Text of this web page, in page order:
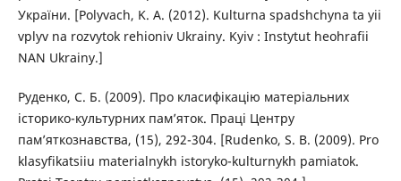
України. [Polyvach, K. A. (2012). Kulturna spadshchyna ta yii
vplyv na rozvytok rehioniv Ukrainy. Kyiv : Instytut heohrafii
NAN Ukrainy.]
Руденко, С. Б. (2009). Про класифікацію матеріальних
історико-культурних пам’яток. Праці Центру
пам’яткознавства, (15), 292-304. [Rudenko, S. B. (2009). Pro
klasyfikatsiiu materialnykh istoryko-kulturnykh pamiatok.